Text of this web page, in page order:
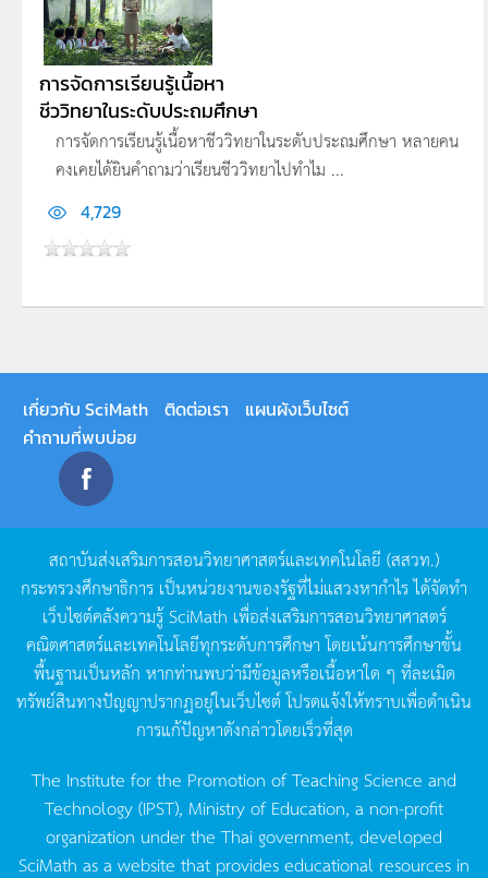
การจัดการเรียนรู้เนื้อหา
ชีววิทยาในระดับประถมศึกษา
การจัดการเรียนรู้เนื้อหาชีววิทยาในระดับประถมศึกษา หลายคน
คงเคยได้ยินคำถามว่าเรียนชีววิทยาไปทำไม ...
4,729
เกี่ยวกับ SciMath ติดต่อเรา
แผนผังเว็บไซต์
คำถามที่พบบ่อย
สถาบันส่งเสริมการสอนวิทยาศาสตร์และเทคโนโลยี (สสวท.)
กระทรวงศึกษาธิการ เป็นหน่วยงานของรัฐที่ไม่แสวงหากำไรได้จัดทำ
เว็บไซต์คลังความรู้SciMath เพื่อส่งเสริมการสอนวิทยาศาสตร์
คณิตศาสตร์และเทคโนโลยีทุกระดับการศึกษา โดยเน้นการศึกษาขั้น
พื้นฐานเป็นหลัก หากท่านพบว่ามีข้อมูลหรือเนื้อหาใด ๆ ที่ละเมิด
ทรัพย์สินทางปัญญาปรากฏอยู่ในเว็บไซต์โปรดแจ้งให้ทราบเพื่อดำเนิน
การแก้ปัญหาดังกล่าวโดยเร็วที่สุด
The Institute for the Promotion of Teaching Science and
Technology (IPST), Ministry of Education, a non-profit
organization under the Thai government, developed
SciMath as a website that provides educational resources in